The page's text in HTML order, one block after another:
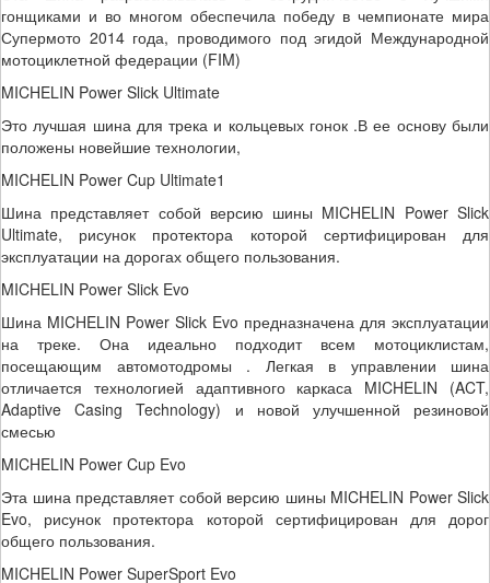
гонщиками и во многом обеспечила победу в чемпионате мира
Супермото 2014 года, проводимого под эгидой Международной
мотоциклетной федерации (FIM)
MICHELIN Power Slick Ultimate
Это лучшая шина для трека и кольцевых гонок .В ее основу были
положены новейшие технологии,
MICHELIN Power Cup Ultimate1
Шина представляет собой версию шины MICHELIN Power Slick
Ultimate, рисунок протектора которой сертифицирован для
эксплуатации на дорогах общего пользования.
MICHELIN Power Slick Evo
Шина MICHELIN Power Slick Evo предназначена для эксплуатации
на треке. Она идеально подходит всем мотоциклистам,
посещающим автомотодромы . Легкая в управлении шина
отличается технологией адаптивного каркаса MICHELIN (ACT,
Adaptive Casing Technology) и новой улучшенной резиновой
смесью
MICHELIN Power Cup Evo
Эта шина представляет собой версию шины MICHELIN Power Slick
Evo, рисунок протектора которой сертифицирован для дорог
общего пользования.
MICHELIN Power SuperSport Evo